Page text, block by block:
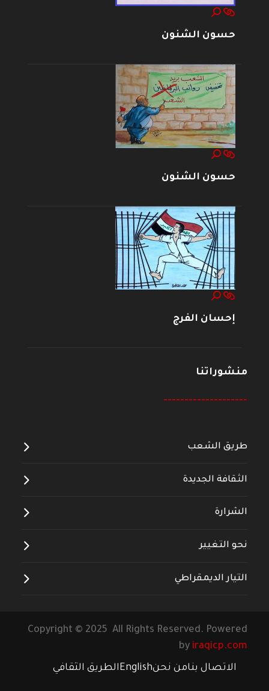
حسون الشنون
حسون الشنون
إحسان الفرج
منشوراتنا
--------------------
طريق الشعب
الثقافة الجديدة
الشرارة
نحو التغيير
التيار الديمقراطي
Copyright © 2025 All Rights Reserved. Powered
by iraqicp.com
الاتصال بنامن نحنEnglishالطريق الثقافي